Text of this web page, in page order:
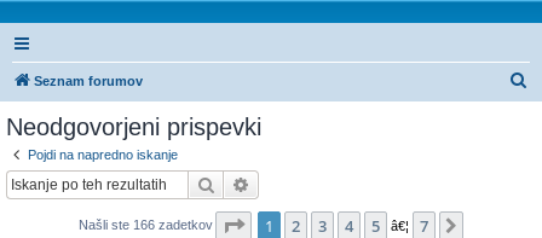
Seznam forumov
Neodgovorjeni prispevki
Pojdi na napredno iskanje
Iskanje
Našli ste 166 zadetkov Stran 1od7
1 2 3 4 5 â€¦ 7